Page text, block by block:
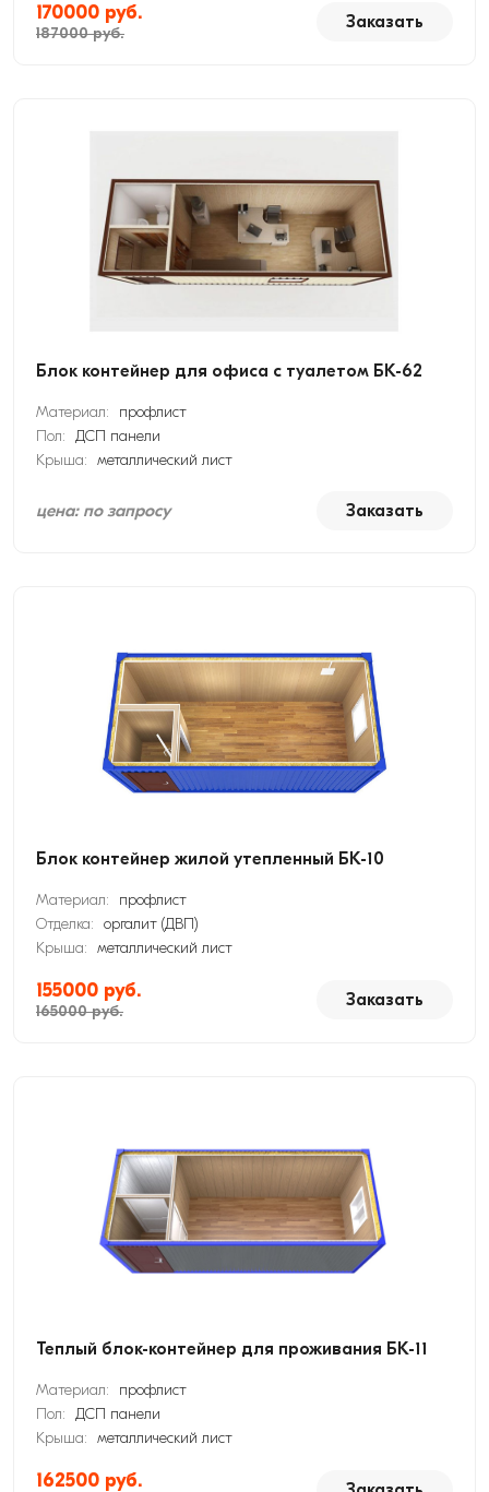
170000 руб.
187000 руб.
Заказать
Блок контейнер для офиса с туалетом БК-62
Материал:
профлист
Пол: ДСП панели
Крыша: металлический лист
цена: по запросу Заказать
Блок контейнер жилой утепленный БК-10
Материал:
профлист
Отделка: оргалит (ДВП)
Крыша: металлический лист
155000 руб.
165000 руб.
Заказать
Теплый блок-контейнер для проживания БК-11
Материал:
профлист
Пол: ДСП панели
Крыша: металлический лист
162500 руб.